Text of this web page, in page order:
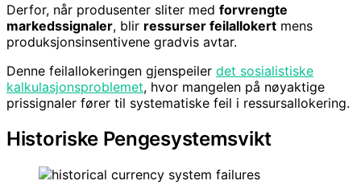
Derfor, når produsenter sliter med forvrengte
markedssignaler, blir ressurser feilallokert mens
produksjonsinsentivene gradvis avtar.
Denne feilallokeringen gjenspeiler det sosialistiske
kalkulasjonsproblemet, hvor mangelen på nøyaktige
prissignaler fører til systematiske feil i ressursallokering.
Historiske Pengesystemsvikt